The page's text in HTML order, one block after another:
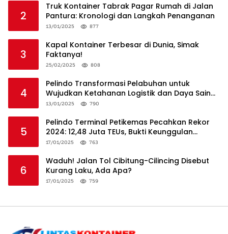
2
Truk Kontainer Tabrak Pagar Rumah di Jalan
Pantura: Kronologi dan Langkah Penanganan
13/01/2025 877
3
Kapal Kontainer Terbesar di Dunia, Simak
Faktanya!
25/02/2025 808
4
Pelindo Transformasi Pelabuhan untuk
Wujudkan Ketahanan Logistik dan Daya Saing
Global
13/01/2025 790
5
Pelindo Terminal Petikemas Pecahkan Rekor
2024: 12,48 Juta TEUs, Bukti Keunggulan
Logistik Nasional
17/01/2025 763
6
Waduh! Jalan Tol Cibitung-Cilincing Disebut
Kurang Laku, Ada Apa?
17/01/2025 759